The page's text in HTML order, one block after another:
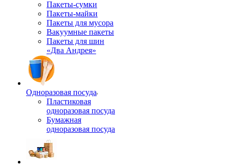
Пакеты-сумки
Пакеты-майки
Пакеты для мусора
Вакуумные пакеты
Пакеты для шин
«Два Андрея»
Одноразовая посуда
Пластиковая
одноразовая посуда
Бумажная
одноразовая посуда